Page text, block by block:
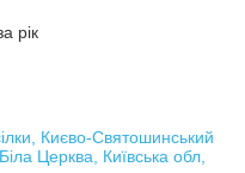
рік
Києво-Святошинський
Церква, Київська обл,